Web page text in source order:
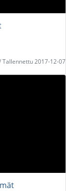
Tallennettu 2017-12-07